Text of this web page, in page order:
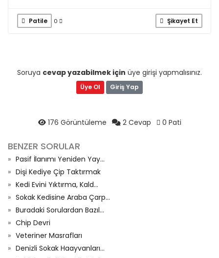
Patile 0 Şikayet Et
Soruya cevap yazabilmek için üye girişi yapmalısınız.
Üye Ol Giriş Yap
176 Görüntüleme 2 Cevap 0 Pati
BENZER SORULAR
Pasif İlanımı Yeniden Yay...
Dişi Kediye Çip Taktırmak
Kedi Evini Yıktırma, Kald...
Sokak Kedisine Araba Çarp...
Buradaki Sorulardan Bazıl...
Chip Devri
Veteriner Masrafları
Denizli Sokak Haayvanları...